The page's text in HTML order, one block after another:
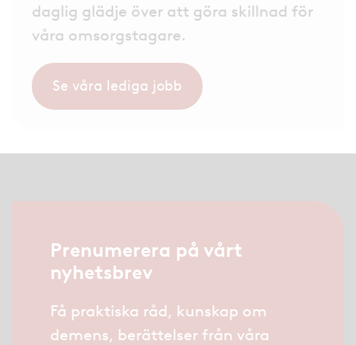
daglig glädje över att göra skillnad för
våra omsorgstagare.
Se våra lediga jobb
Prenumerera på vårt
nyhetsbrev
Få praktiska råd, kunskap om
demens, berättelser från våra